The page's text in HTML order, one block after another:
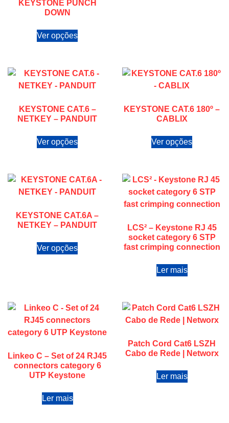
KEYSTONE PUNCH
DOWN
Ver opções
KEYSTONE CAT.6 –
NETKEY – PANDUIT
Ver opções
KEYSTONE CAT.6 180º –
CABLIX
Ver opções
KEYSTONE CAT.6A –
NETKEY – PANDUIT
Ver opções
LCS² – Keystone RJ 45
socket category 6 STP
fast crimping connection
Ler mais
Linkeo C – Set of 24 RJ45
connectors category 6
UTP Keystone
Ler mais
Patch Cord Cat6 LSZH
Cabo de Rede | Networx
Ler mais